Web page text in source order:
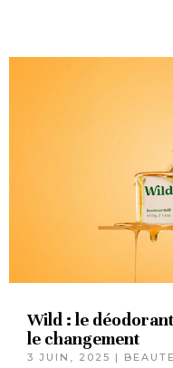
Wild : le
le changement
3 JUIN, 2025 | BEAUTE